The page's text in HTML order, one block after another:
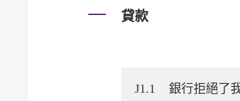
貸款
J1.1 銀行拒絕了